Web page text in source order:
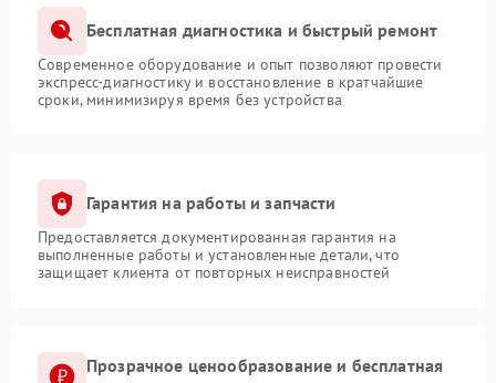
Бесплатная диагностика и быстрый ремонт
Современное оборудование и опыт позволяют провести
экспресс-диагностику и восстановление в кратчайшие
сроки, минимизируя время без устройства
Гарантия на работы и запчасти
Предоставляется документированная гарантия на
выполненные работы и установленные детали, что
защищает клиента от повторных неисправностей
Прозрачное ценообразование и бесплатная